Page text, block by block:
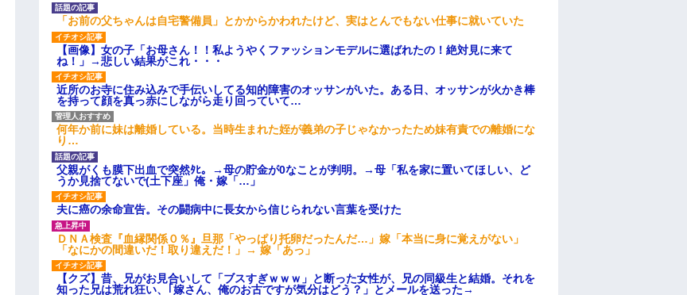
「お前の父ちゃんは自宅警備員」とかからかわれたけど、実はとんでもない仕事に就いていた
【画像】女の子「お母さん！！私ようやくファッションモデルに選ばれたの！絶対見に来て
ね！」→悲しい結果がこれ・・・
近所のお寺に住み込みで手伝いしてる知的障害のオッサンがいた。ある日、オッサンが火かき棒
を持って顔を真っ赤にしながら走り回っていて…
何年か前に妹は離婚している。当時生まれた姪が義弟の子じゃなかったため妹有責での離婚にな
り…
父親がくも膜下出血で突然ﾀﾋ。→母の貯金が0なことが判明。→母「私を家に置いてほしい、ど
うか見捨てないで(土下座」俺・嫁「…」
夫に癌の余命宣告。その闘病中に長女から信じられない言葉を受けた
ＤＮＡ検査『血縁関係０％』旦那「やっぱり托卵だったんだ…」嫁「本当に身に覚えがない」
「なにかの間違いだ！取り違えだ！」→ 嫁「あっ」
【クズ】昔、兄がお見合いして「ブスすぎｗｗｗ」と断った女性が、兄の同級生と結婚。それを
知った兄は荒れ狂い、｢嫁さん、俺のお古ですが気分はどう？」とメールを送った→